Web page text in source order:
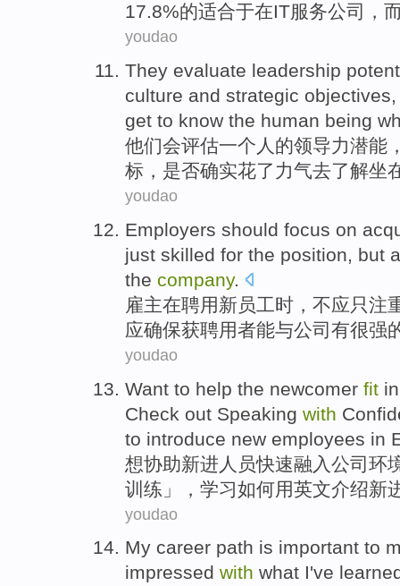
17.8%的适合于在IT服务公司，
youdao
They evaluate leadership
culture and strategic objectives
get to know the human being
他们会评估一个 人 的领导力潜能
标 ， 是否确实花了力气去了解坐
youdao
Employers should focus on
just skilled for the position, but
the company.
雇主在聘用新员工时， 不应只注
应确保获聘用者能与公司 有很强
youdao
Want to help the newcomer fit in
Check out Speaking with
to introduce new employees in
想协助新进 人员快速融入 公司 环
训练」， 学习如何用英文介绍新
youdao
My career path is important to
impressed with what I've